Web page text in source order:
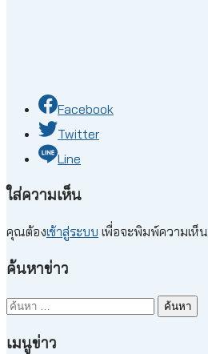
Facebook
Twitter
Line
ใส่ความเห็น
คุณต้องเข้าสู่ระบบ เพื่อจะพิมพ์ความเห็น
ค้นหาข่าว
ค้นหา
เมนูข่าว